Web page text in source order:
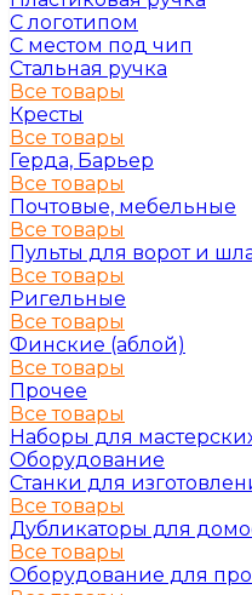
С логотипом
С местом под чип
Стальная ручка
Все товары
Кресты
Все товары
Герда, Барьер
Все товары
Почтовые, мебельные
Все товары
Пульты для ворот и
Все товары
Ригельные
Все товары
Финские (аблой)
Все товары
Прочее
Все товары
Наборы для
Оборудование
Станки для
Все товары
Дубликаторы для
Все товары
Оборудование для